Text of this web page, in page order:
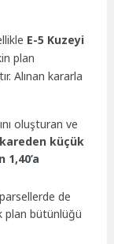
E-5 Kuzeyi
plan
Alınan kararla
oluşturan ve
küçük
de
plan bütünlüğü